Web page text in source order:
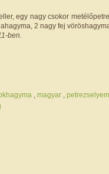
egy nagy csokor
2 nagy fej
ben.
magyar petrezselyem